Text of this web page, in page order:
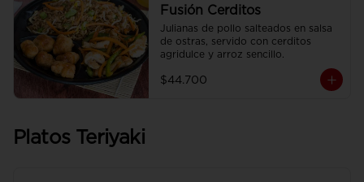
Fusión Cerditos
Julianas de pollo salteados en salsa
de ostras, servido con cerditos
agridulce y arroz sencillo.
$44.700
Platos Teriyaki